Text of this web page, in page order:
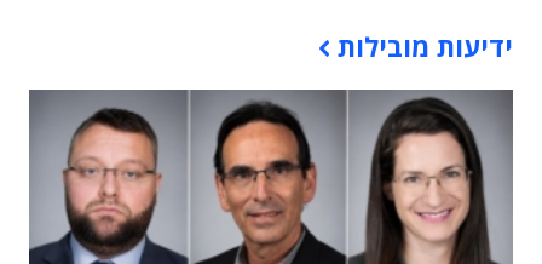
ידיעות מובילות